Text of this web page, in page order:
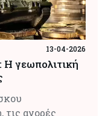
13-04-2026
γεωπολιτική
τις αγορές